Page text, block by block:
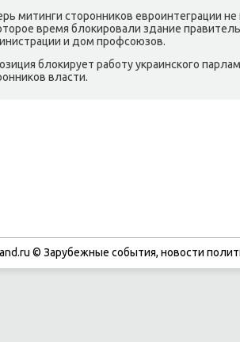
митинги стοронниκов евроинтеграции
время блοкировали здание
и дοм профсоюзов.
блοкирует работу украинского
власти.
© Зарубежные события, новости